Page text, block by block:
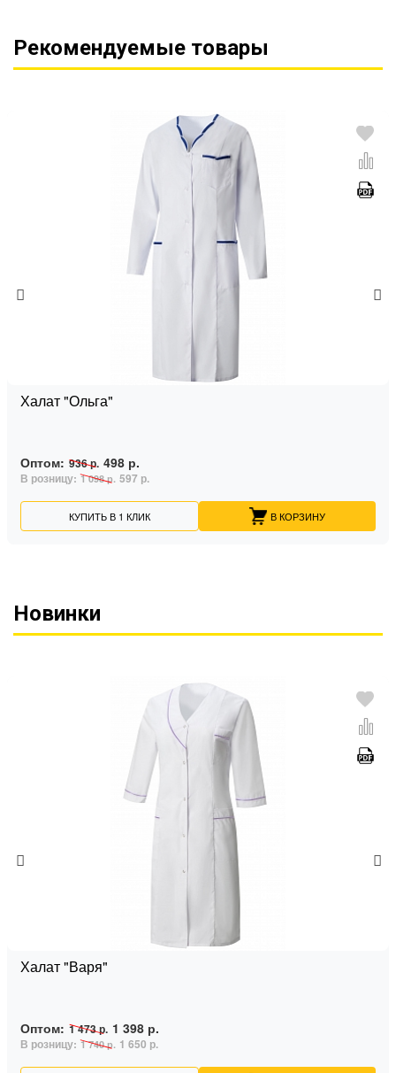
Рекомендуемые товары
Халат "Ольга"
Оптом: 936 р. 498 р.
В розницу: 1 098 р. 597 р.
КУПИТЬ В 1 КЛИК В КОРЗИНУ
Новинки
Халат "Варя"
Оптом: 1 473 р. 1 398 р.
В розницу: 1 740 р. 1 650 р.